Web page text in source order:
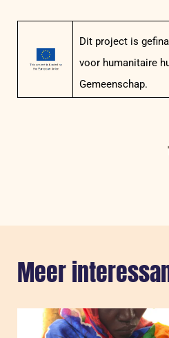
Dit project is
voor humanitaire
Gemeenschap.
Meer